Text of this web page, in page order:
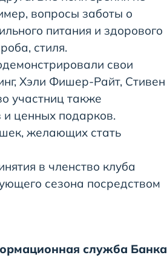
вопросы заботы о
питания и здорового
стиля.
свои
Хэли Фишер-Райт, Стивен
участниц также
и ценных подарков.
желающих стать
в членство клуба
сезона посредством
служба Банка